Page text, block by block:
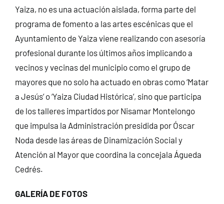
Yaiza, no es una actuación aislada, forma parte del
programa de fomento a las artes escénicas que el
Ayuntamiento de Yaiza viene realizando con asesoría
profesional durante los últimos años implicando a
vecinos y vecinas del municipio como el grupo de
mayores que no solo ha actuado en obras como ‘Matar
a Jesús’ o ‘Yaiza Ciudad Histórica’, sino que participa
de los talleres impartidos por Nisamar Montelongo
que impulsa la Administración presidida por Óscar
Noda desde las áreas de Dinamización Social y
Atención al Mayor que coordina la concejala Águeda
Cedrés.
GALERÍA DE FOTOS